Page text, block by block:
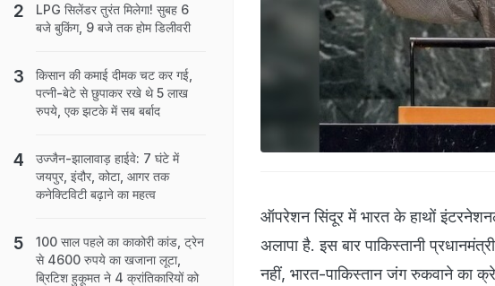
ऑपरेशन सिंदूर में भारत के हाथों
अलापा है. इस बार पाकिस्तानी
नहीं, भारत-पाकिस्तान जंग रुकवाने का
LPG सिलेंडर तुरंत मिलेगा! सुबह 6
बजे बुकिंग, 9 बजे तक होम डिलीवरी
किसान की कमाई दीमक चट कर गई,
पत्नी-बेटे से छुपाकर रखे थे 5 लाख
रुपये, एक झटके में सब बर्बाद
उज्जैन-झालावाड़ हाईवे: 7 घंटे में
जयपुर, इंदौर, कोटा, आगर तक
कनेक्टिविटी बढ़ाने का महत्व
100 साल पहले का काकोरी कांड, ट्रेन
से 4600 रुपये का खजाना लूटा,
ब्रिटिश हुकूमत ने 4 क्रांतिकारियों को